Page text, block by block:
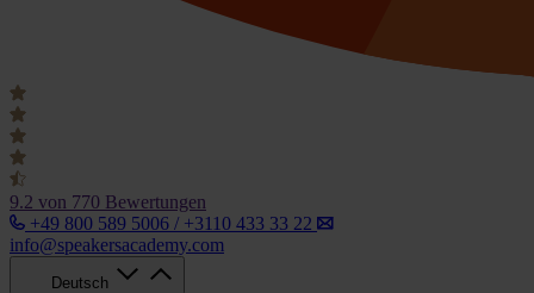
9.2 von 770 Bewertungen
+49 800 589 5006 / +3110 433 33 22
info@speakersacademy.com
Deutsch